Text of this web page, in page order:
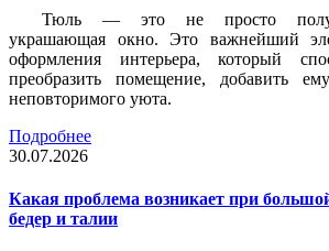
Тюль — это не просто
украшающая окно. Это важнейший
оформления интерьера, который
преобразить помещение, добавить
неповторимого уюта.
Подробнее
30.07.2026
Какая проблема возникает при
бедер и талии